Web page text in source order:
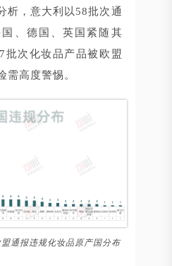
析，意大利以58批次通
、德国、英国紧随其
批次化妆品产品被欧盟
需高度警惕。
通报违规化妆品原产国分布